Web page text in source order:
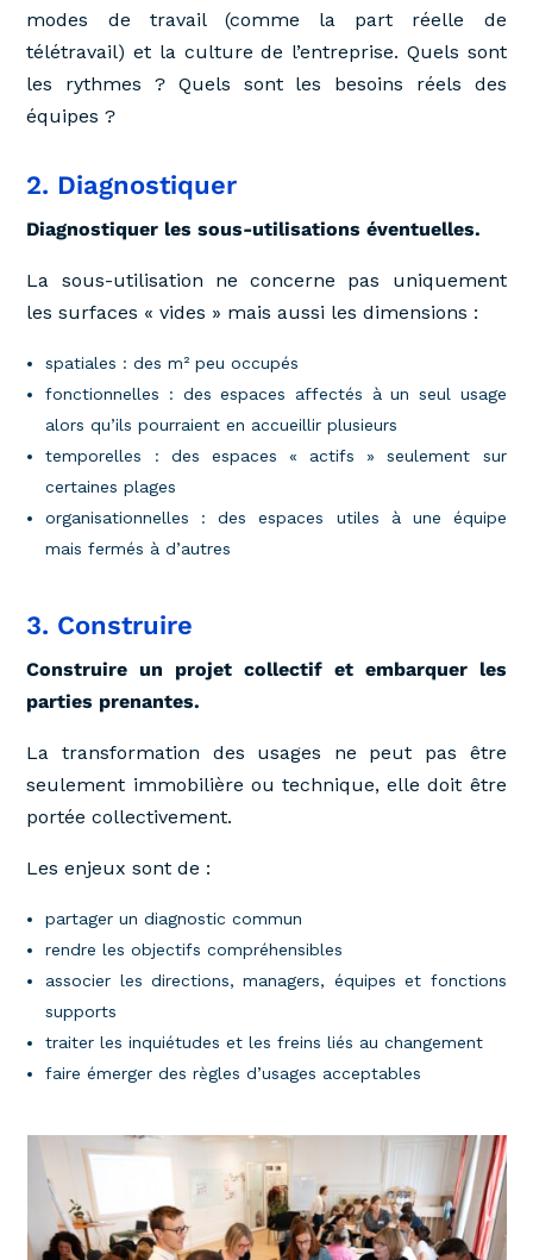
modes de travail (comme la part réelle de
télétravail) et la culture de l’entreprise. Quels sont
les rythmes ? Quels sont les besoins réels des
équipes ?
2. Diagnostiquer
Diagnostiquer les sous-utilisations éventuelles.
La sous-utilisation ne concerne pas uniquement
les surfaces « vides » mais aussi les dimensions :
spatiales : des m² peu occupés
fonctionnelles : des espaces affectés à un seul usage
alors qu’ils pourraient en accueillir plusieurs
temporelles : des espaces « actifs » seulement sur
certaines plages
organisationnelles : des espaces utiles à une équipe
mais fermés à d’autres
3. Construire
Construire un projet collectif et embarquer les
parties prenantes.
La transformation des usages ne peut pas être
seulement immobilière ou technique, elle doit être
portée collectivement.
Les enjeux sont de :
partager un diagnostic commun
rendre les objectifs compréhensibles
associer les directions, managers, équipes et fonctions
supports
traiter les inquiétudes et les freins liés au changement
faire émerger des règles d’usages acceptables